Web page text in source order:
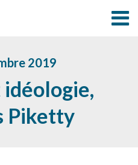
2019
Piketty